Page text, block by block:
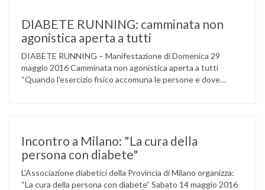
gruppo musicale GROOVY LEMONS di PREGNANA
MILANESE. L’ Associazione …
DIABETE RUNNING: camminata non
agonistica aperta a tutti
DIABETE RUNNING – Manifestazione di Domenica 29
maggio 2016 Camminata non agonistica aperta a tutti
“Quando l’esercizio fisico accomuna le persone e dove
Incontro a Milano: "La cura della
persona con diabete"
L’Associazione diabetici della Provincia di Milano organizza:
“La cura della persona con diabete” Sabato 14 maggio 2016